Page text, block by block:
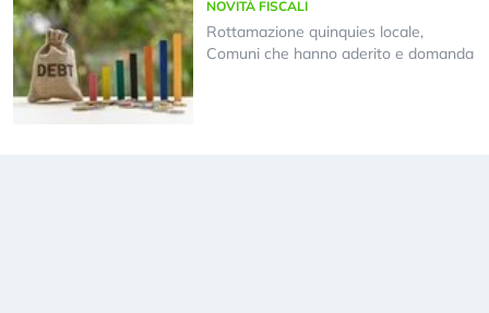
NOVITÀ FISCALI
Rottamazione quinquies locale,
Comuni che hanno aderito e domanda